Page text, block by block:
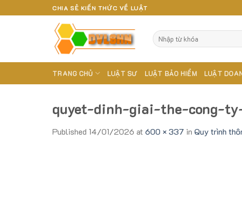
to
CHIA SẺ KIẾN THỨC VỀ LUẬT
TRANG CHỦ LUẬT SƯ LUẬT BẢO HIỂM LUẬT
quyet-dinh-giai-the-cong-
Published 14/01/2026 at 600 × 337 in Quy trình